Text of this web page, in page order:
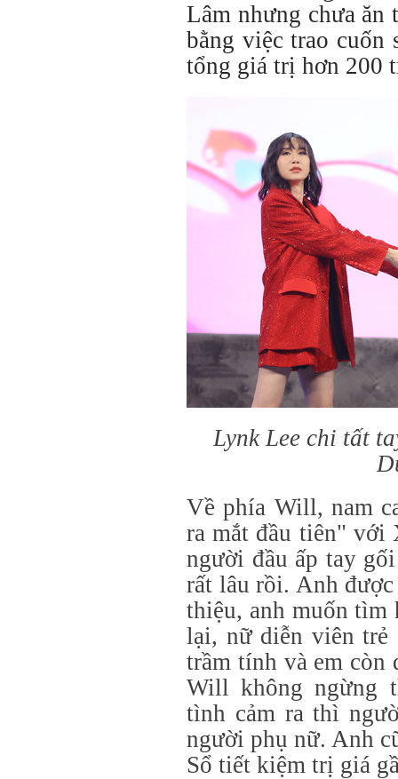
Lâm nhưng chưa ăn
bằng việc trao
tổng giá trị hơn 200
Lynk Lee chi tất
Về phía Will, nam
ra mắt đầu tiên" với
người đầu ấp tay
rất lâu rồi. Anh
thiệu, anh muốn tìm
lại, nữ diễn viên trẻ
trầm tính và em còn
Will không ngừng
tình cảm ra thì
người phụ nữ. Anh
Sổ tiết kiệm trị giá